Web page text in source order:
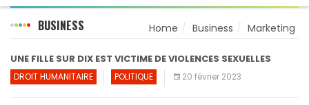
BUSINESS Home Business Marketing
UNE FILLE SUR DIX EST VICTIME DE VIOLENCES SEXUELLES
DROIT HUMANITAIRE POLITIQUE 20 février 2023